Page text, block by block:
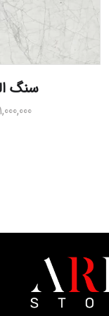
سنگ
1,000,000